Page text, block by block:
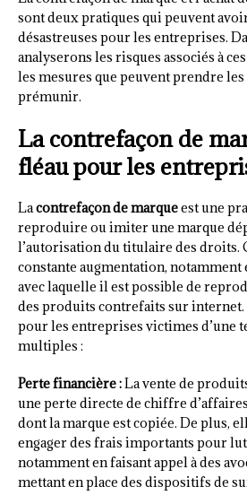
sont deux pratiques qui peuvent
désastreuses pour les entreprises.
analyserons les risques associés à
les mesures que peuvent prendre
prémunir.
La contrefaçon de
fléau pour les
Lacontrefaçon de marqueest une
reproduire ou imiter une marque
l’autorisation du titulaire des droits.
constante augmentation, notamment
avec laquelle il est possible de
des produits contrefaits sur internet.
pour les entreprises victimes d’une
multiples :
Perte financière :La vente de
une perte directe de chiffre
dont la marque est copiée. De plus,
engager des frais importants pour
notamment en faisant appel à des
mettant en place des dispositifs de